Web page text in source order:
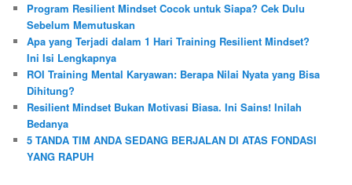
Program Resilient Mindset Cocok untuk Siapa? Cek Dulu
Sebelum Memutuskan
Apa yang Terjadi dalam 1 Hari Training Resilient Mindset?
Ini Isi Lengkapnya
ROI Training Mental Karyawan: Berapa Nilai Nyata yang Bisa
Dihitung?
Resilient Mindset Bukan Motivasi Biasa. Ini Sains! Inilah
Bedanya
5 TANDA TIM ANDA SEDANG BERJALAN DI ATAS FONDASI
YANG RAPUH